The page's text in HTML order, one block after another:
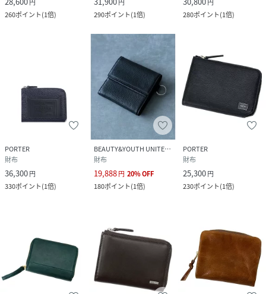
円
260ポイント(1倍)
円
290ポイント(1倍)
円
280ポイント(1倍)
PORTER
財布
36,300円
330ポイント(1倍)
BEAUTY&YOUTH UNITED ARROWS
財布
19,888円 20%OFF
180ポイント(1倍)
PORTER
財布
25,300円
230ポイント(1倍)